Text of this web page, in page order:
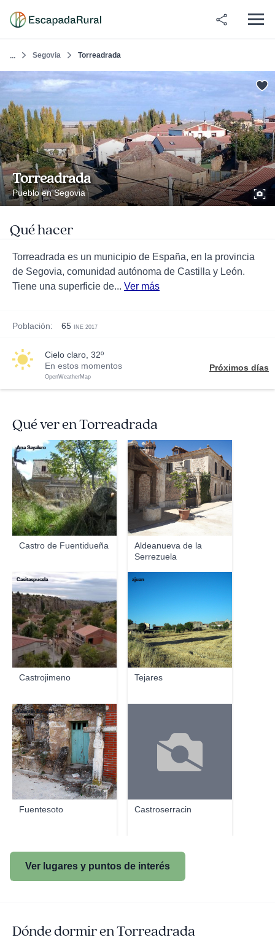
... Segovia Torreadrada
Torreadrada
Pueblo en Segovia
Qué hacer
Torreadrada es un municipio de España, en la provincia
de Segovia, comunidad autónoma de Castilla y León.
Tiene una superficie de... Ver más
Población: 65 INE 2017
cielo claro, 32º
En estos momentos
OpenWeatherMap
Próximos días
Qué ver en Torreadrada
Castro de Fuentidueña
Ana Sayalero
Aldeanueva de la
Serrezuela
Armenndy
Castrojimeno
Casitaspucela
Tejares
zjuan
Fuentesoto
Valentín Enrique
Castroserracin
Ver lugares y puntos de interés
Dónde dormir en Torreadrada